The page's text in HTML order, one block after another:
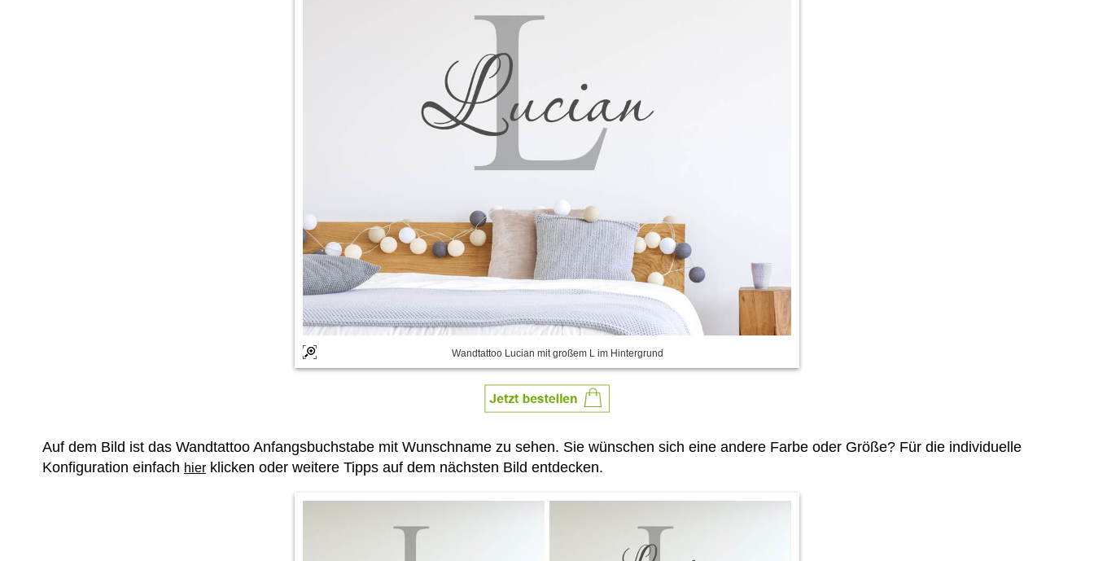
Wandtattoo Lucian mit großem L im Hintergrund
Auf dem Bild ist das Wandtattoo Anfangsbuchstabe mit Wunschname zu sehen. Sie wünschen sich eine andere Farbe oder Größe? Für die individuelle
Konfiguration einfach hier klicken oder weitere Tipps auf dem nächsten Bild entdecken.